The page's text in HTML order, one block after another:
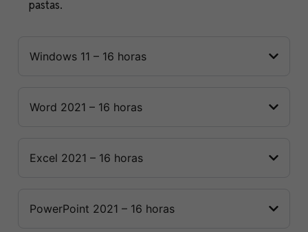
pastas.
Windows 11 – 16 horas
Word 2021 – 16 horas
Excel 2021 – 16 horas
PowerPoint 2021 – 16 horas